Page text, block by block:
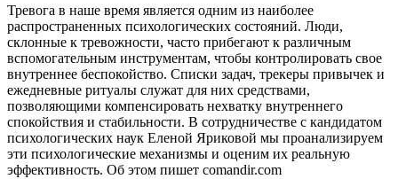
Тревога в наше время является одним из наиболее
распространенных психологических состояний. Люди,
склонные к тревожности, часто прибегают к различным
вспомогательным инструментам, чтобы контролировать свое
внутреннее беспокойство. Списки задач, трекеры привычек и
ежедневные ритуалы служат для них средствами,
позволяющими компенсировать нехватку внутреннего
спокойствия и стабильности. В сотрудничестве с кандидатом
психологических наук Еленой Яриковой мы проанализируем
эти психологические механизмы и оценим их реальную
эффективность. Об этом пишет comandir.com